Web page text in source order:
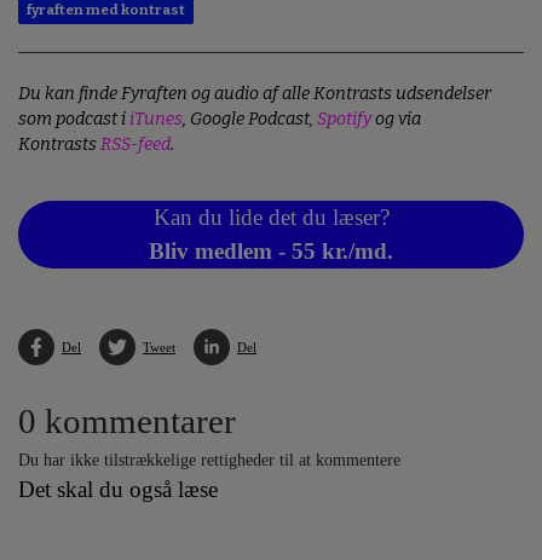
fyraften med kontrast
Du kan finde Fyraften og audio af alle Kontrasts udsendelser
som podcast i iTunes, Google Podcast, Spotifyog via
KontrastsRSS-feed.
Kan du lide det du læser?
Bliv medlem - 55 kr./md.
Del Tweet Del
0 kommentarer
Du har ikke tilstrækkelige rettigheder til at kommentere
Det skal du også læse